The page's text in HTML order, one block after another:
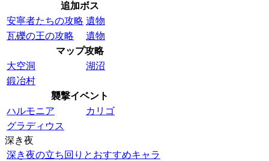
追加ボス
安寧者たちの攻略 遺物
瓦礫の王の攻略
遺物
マップ攻略
大空洞
湖沼
鍛冶村
襲撃イベント
ハルモニア
カリゴ
グラディウス
深き夜
深き夜の立ち回りとおすすめキャラ